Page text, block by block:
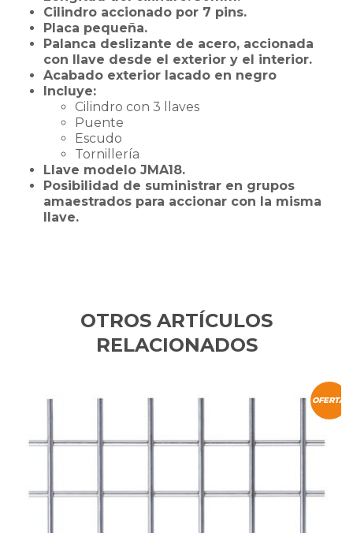
Cilindro accionado por 7 pins.
Placa pequeña.
Palanca deslizante de acero, accionada
con llave desde el exterior y el interior.
Acabado exterior lacado en negro
Incluye:
Cilindro con 3 llaves
Puente
Escudo
Tornillería
Llave modelo JMA18.
Posibilidad de suministrar en grupos
amaestrados para accionar con la misma
llave.
OTROS ARTÍCULOS
RELACIONADOS
OFERTA